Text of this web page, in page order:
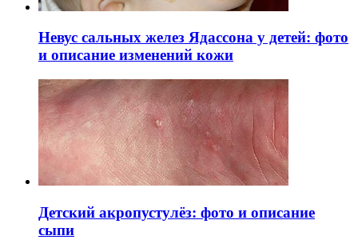
Невус сальных желез Ядассона у детей: фото
и описание изменений кожи
Детский акропустулёз: фото и описание
сыпи